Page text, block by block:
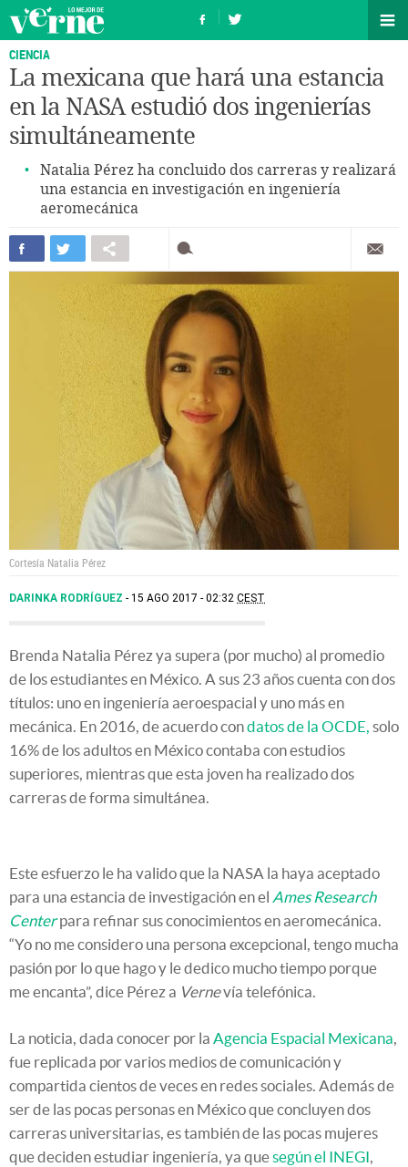
CIENCIA
La mexicana que hará una estancia
en la NASA estudió dos ingenierías
simultáneamente
Natalia Pérez ha concluido dos carreras y realizará
una estancia en investigación en ingeniería
aeromecánica
Cortesía Natalia Pérez
DARINKA RODRÍGUEZ 15 AGO 2017 - 02:32 CEST
Brenda Natalia Pérez ya supera (por mucho) al promedio
de los estudiantes en México. A sus 23 años cuenta con dos
títulos: uno en ingeniería aeroespacial y uno más en
mecánica. En 2016, de acuerdo condatos de la OCDE, solo
16% de los adultos en México contaba con estudios
superiores, mientras que esta joven ha realizado dos
carreras de forma simultánea.
Este esfuerzo le ha valido que la NASA la haya aceptado
para una estancia de investigación en el Ames Research
Centerpara refinar sus conocimientos en aeromecánica.
“Yo no me considero una persona excepcional, tengo mucha
pasión por lo que hago y le dedico mucho tiempo porque
me encanta”, dice Pérez a Vernevía telefónica.
La noticia, dada conocer por la Agencia Espacial Mexicana,
fue replicada por varios medios de comunicación y
compartida cientos de veces en redes sociales. Además de
ser de las pocas personas en México que concluyen dos
carreras universitarias, es también de las pocas mujeres
que deciden estudiar ingeniería, ya quesegún el INEGI,